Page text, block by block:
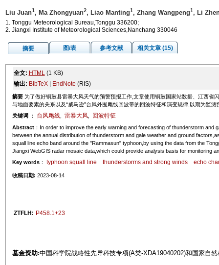
Liu Juan1, Ma Zhongyuan2, Liao Manting1, Zhang Wangpeng1, Li
1. Tonggu Meteorological Bureau,Tonggu 336200;
2. Jiangxi Institute of Meteorological Sciences,Nanchang 330046
摘要 图/表 参考文献 相关文章 (15)
全文: HTML(1 KB)
输出: BibTeX| EndNote (RIS)
摘要为了做好铜鼓县雷暴大风天气的预警预报工作,文章使用铜鼓国家站数据、江西省
与地面要素的关系以及“威马逊”台风外围飑线回波带的回波特征和演变规律,以期为监
关键词
： 台风飑线, 雷暴大风, 回波特征
Abstract：In order to improve the early warning and forecasting of thunderstorm and
between the annual distribution of thunderstorm and gale weather and ground
squall line echo band around the "Rammasun" typhoon,by using the data from the
Jiangxi WebGIS radar mosaic data,which could provide analysis basis for monitoring
Key words： typhoon squall line thunderstorms and strong winds echo
收稿日期: 2023-08-14
ZTFLH: P458.1+23
基金资助:中国科学院战略性先导科技专项(A类-XDA19040202)和国家自